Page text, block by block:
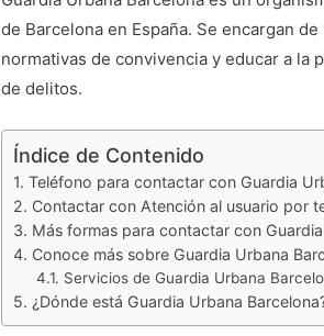
de Barcelona en España. Se encargan
normativas de convivencia y educar a la
de delitos.
Índice de Contenido
Teléfono para contactar con Guardia
Contactar con Atención al usuario por
Más formas para contactar con
Conoce más sobre Guardia Urbana
Servicios de Guardia Urbana
¿Dónde está Guardia Urbana